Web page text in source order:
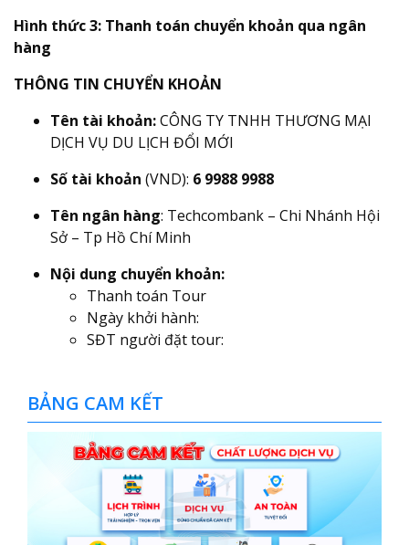
Hình thức 3: Thanh toán chuyển khoản qua ngân
hàng
THÔNG TIN CHUYỂN KHOẢN
Tên tài khoản:CÔNG TY TNHH THƯƠNG MẠI
DỊCH VỤ DU LỊCH ĐỔI MỚI
Số tài khoản (VND): 6 9988 9988
Tên ngân hàng: Techcombank – Chi Nhánh Hội
Sở – Tp Hồ Chí Minh
Nội dung chuyển khoản:
Thanh toán Tour
Ngày khởi hành:
SĐT người đặt tour:
BẢNG CAM KẾT